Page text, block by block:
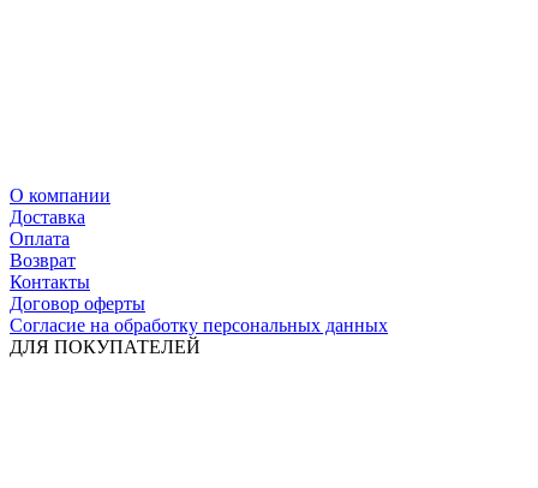
О компании
Доставка
Оплата
Возврат
Контакты
Договор оферты
Согласие на обработку персональных данных
ДЛЯ ПОКУПАТЕЛЕЙ